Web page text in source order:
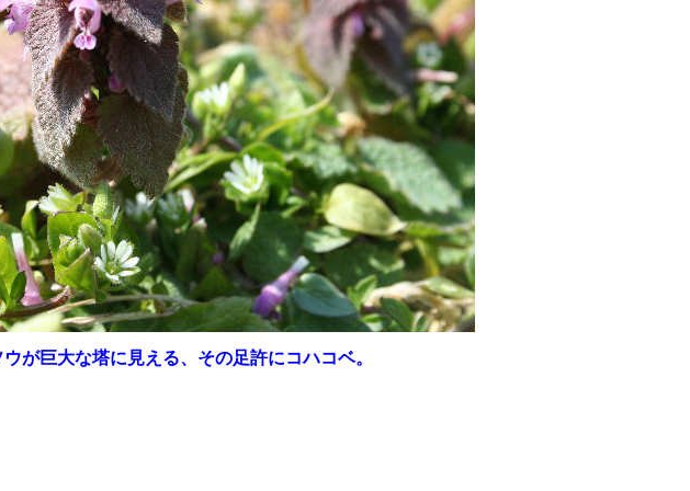
が巨大な塔に見える、その足許にコハコベ。